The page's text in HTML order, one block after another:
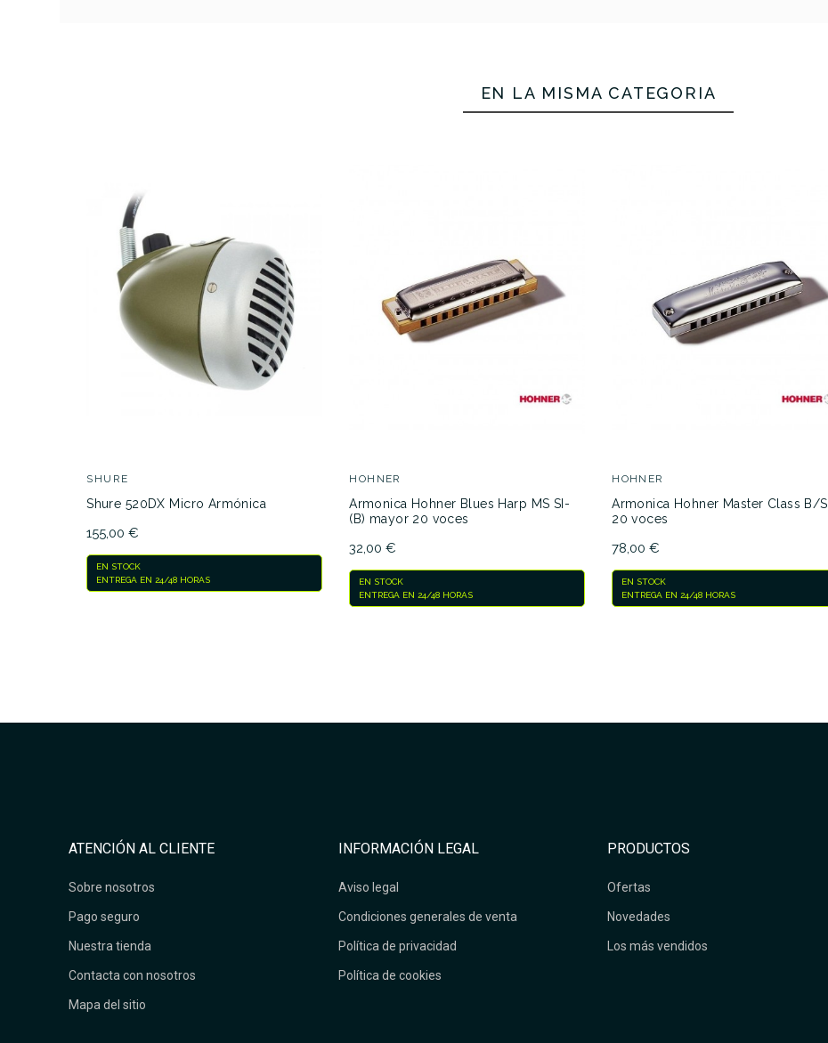
mayor 20 voces
DESCRIPCIÓN
No hay características para comparar
EN LA MISMA CATEGORÍA
SHURE
Shure 520DX Micro Armónica
155,00 €
EN STOCK
ENTREGA EN 24/48 HORAS
HOHNER
Armonica Hohner Blues Harp MS SI-
(B) mayor 20 voces
32,00 €
EN STOCK
ENTREGA EN 24/48 HORAS
HOHNER
Armonica Hohner Master Class B/SI
20 voces
78,00 €
EN STOCK
ENTREGA EN 24/48 HORAS
ATENCIÓN AL CLIENTE
Sobre nosotros
Pago seguro
Nuestra tienda
Contacta con nosotros
Mapa del sitio
INFORMACIÓN LEGAL
Aviso legal
Condiciones generales de venta
Política de privacidad
Política de cookies
PRODUCTOS
Ofertas
Novedades
Los más vendidos